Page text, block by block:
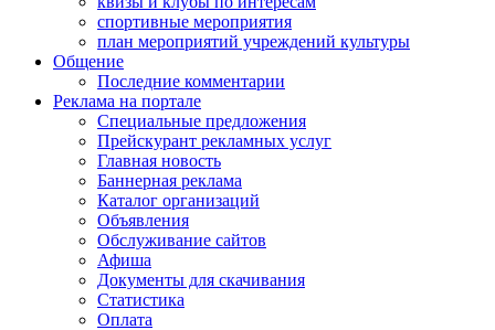
спортивные мероприятия
план мероприятий учреждений культуры
Общение
Последние комментарии
Реклама на портале
Специальные предложения
Прейскурант рекламных услуг
Главная новость
Баннерная реклама
Каталог организаций
Объявления
Обслуживание сайтов
Афиша
Документы для скачивания
Статистика
Оплата